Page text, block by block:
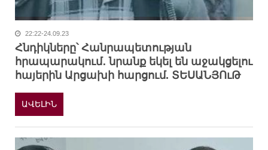
22:22-24.09.23
Հնդիկները՝ Հանրապետության
հրապարակում․ նրանք եկել են աջակցելու
հայերին Արցախի հարցում. ՏԵՍԱՆՅՈւԹ
ԱՎԵԼԻՆ